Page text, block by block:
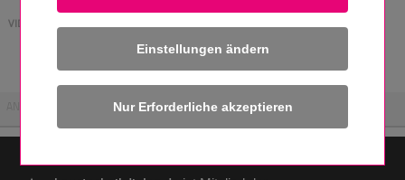
Einstellungen ändern
VIDEOS
Aktuell sind keine Videos verfügbar